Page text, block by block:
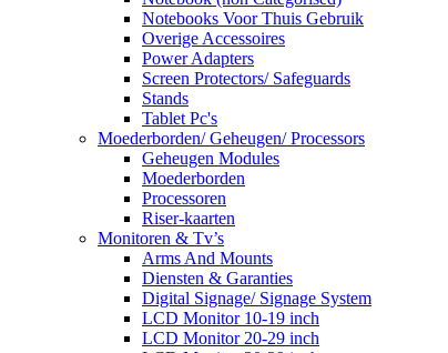
Notebooks Voor Thuis Gebruik
Overige Accessoires
Power Adapters
Screen Protectors/ Safeguards
Stands
Tablet Pc's
Moederborden/ Geheugen/ Processors
Geheugen Modules
Moederborden
Processoren
Riser-kaarten
Monitoren & Tv’s
Arms And Mounts
Diensten & Garanties
Digital Signage/ Signage System
LCD Monitor 10-19 inch
LCD Monitor 20-29 inch